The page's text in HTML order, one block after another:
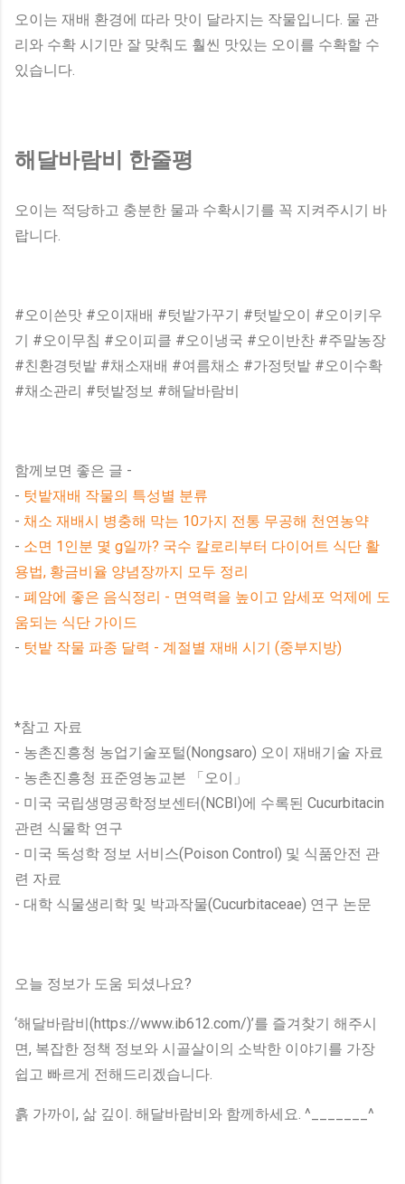
오이는 재배 환경에 따라 맛이 달라지는 작물입니다. 물 관
리와 수확 시기만 잘 맞춰도 훨씬 맛있는 오이를 수확할 수
있습니다.
해달바람비 한줄평
오이는 적당하고 충분한 물과 수확시기를 꼭 지켜주시기 바
랍니다.
#오이쓴맛 #오이재배 #텃밭가꾸기 #텃밭오이 #오이키우
기 #오이무침 #오이피클 #오이냉국 #오이반찬 #주말농장
#친환경텃밭 #채소재배 #여름채소 #가정텃밭 #오이수확
#채소관리 #텃밭정보 #해달바람비
함께보면 좋은 글 -
- 텃밭재배 작물의 특성별 분류
- 채소 재배시 병충해 막는 10가지 전통 무공해 천연농약
- 소면 1인분 몇 g일까? 국수 칼로리부터 다이어트 식단 활
용법, 황금비율 양념장까지 모두 정리
- 폐암에 좋은 음식정리 - 면역력을 높이고 암세포 억제에 도
움되는 식단 가이드
- 텃밭 작물 파종 달력 - 계절별 재배 시기 (중부지방)
*참고 자료
- 농촌진흥청 농업기술포털(Nongsaro) 오이 재배기술 자료
- 농촌진흥청 표준영농교본 「오이」
- 미국 국립생명공학정보센터(NCBI)에 수록된 Cucurbitacin
관련 식물학 연구
- 미국 독성학 정보 서비스(Poison Control) 및 식품안전 관
련 자료
- 대학 식물생리학 및 박과작물(Cucurbitaceae) 연구 논문
오늘 정보가 도움 되셨나요?
‘해달바람비(https://www.ib612.com/)’를 즐겨찾기 해주시
면, 복잡한 정책 정보와 시골살이의 소박한 이야기를 가장
쉽고 빠르게 전해드리겠습니다.
흙 가까이, 삶 깊이. 해달바람비와 함께하세요. ^_______^